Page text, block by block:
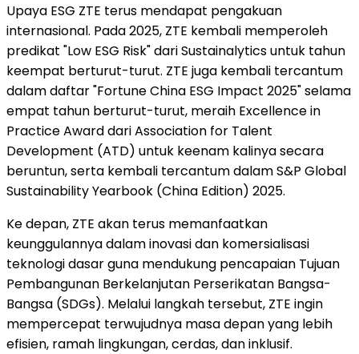
Upaya ESG ZTE terus mendapat pengakuan
internasional. Pada 2025, ZTE kembali memperoleh
predikat "Low ESG Risk" dari Sustainalytics untuk tahun
keempat berturut-turut. ZTE juga kembali tercantum
dalam daftar "Fortune China ESG Impact 2025" selama
empat tahun berturut-turut, meraih Excellence in
Practice Award dari Association for Talent
Development (ATD) untuk keenam kalinya secara
beruntun, serta kembali tercantum dalam S&P Global
Sustainability Yearbook (China Edition) 2025.
Ke depan, ZTE akan terus memanfaatkan
keunggulannya dalam inovasi dan komersialisasi
teknologi dasar guna mendukung pencapaian Tujuan
Pembangunan Berkelanjutan Perserikatan Bangsa-
Bangsa (SDGs). Melalui langkah tersebut, ZTE ingin
mempercepat terwujudnya masa depan yang lebih
efisien, ramah lingkungan, cerdas, dan inklusif.